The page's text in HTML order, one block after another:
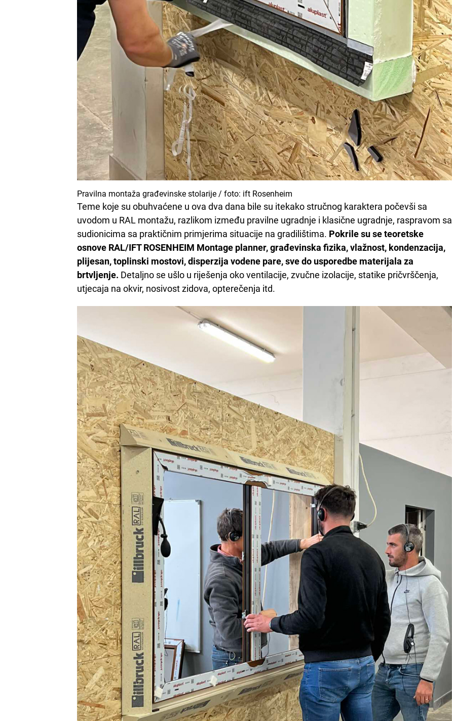
Pravilna montaža građevinske stolarije / foto: ift Rosenheim
Teme koje su obuhvaćene u ova dva dana bile su itekako stručnog karaktera počevši sa
uvodom u RAL montažu, razlikom između pravilne ugradnje i klasične ugradnje, raspravom sa
sudionicima sa praktičnim primjerima situacije na gradilištima. Pokrile su se teoretske
osnove RAL/IFT ROSENHEIM Montage planner, građevinska fizika, vlažnost, kondenzacija,
plijesan, toplinski mostovi, disperzija vodene pare, sve do usporedbe materijala za
brtvljenje. Detaljno se ušlo u riješenja oko ventilacije, zvučne izolacije, statike pričvrščenja,
utjecaja na okvir, nosivost zidova, opterečenja itd.